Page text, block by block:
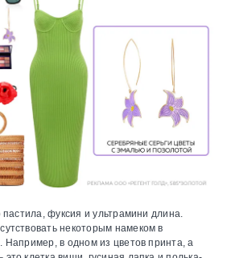
фуксия и ультрамини длина.
некоторым намеком в
в одном из цветов принта, а